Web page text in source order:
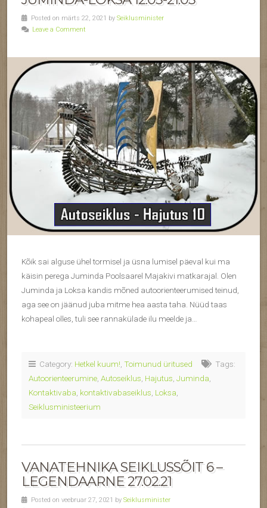
Posted on märts 22, 2021 by Seiklusminister
Leave a Comment
Kõik sai alguse ühel tormisel ja üsna lumisel päeval kui ma
käisin perega Juminda Poolsaarel Majakivi matkarajal. Olen
Juminda ja Loksa kandis mõned autoorienteerumised teinud,
aga see on jäänud juba mitme hea aasta taha. Nüüd taas
kohapeal olles, tuli see rannakülade ilu meelde ja…
Category: Hetkel kuum! Toimunud üritused
Tags:
Autoorienteerumine Autoseiklus Hajutus Juminda
Kontaktivaba kontaktivabaseiklus Loksa
Seiklusministeerium
VANATEHNIKA SEIKLUSSÕIT 6 –
LEGENDAARNE 27.02.21
Posted on veebruar 27, 2021 by Seiklusminister